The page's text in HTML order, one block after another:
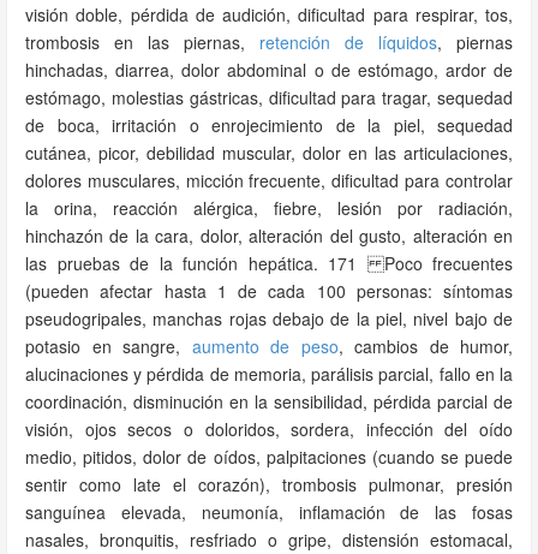
visión doble, pérdida de audición, dificultad para respirar, tos,
trombosis en las piernas, retención de líquidos, piernas
hinchadas, diarrea, dolor abdominal o de estómago, ardor de
estómago, molestias gástricas, dificultad para tragar, sequedad
de boca, irritación o enrojecimiento de la piel, sequedad
cutánea, picor, debilidad muscular, dolor en las articulaciones,
dolores musculares, micción frecuente, dificultad para controlar
la orina, reacción alérgica, fiebre, lesión por radiación,
hinchazón de la cara, dolor, alteración del gusto, alteración en
las pruebas de la función hepática. 171 Poco frecuentes
(pueden afectar hasta 1 de cada 100 personas: síntomas
pseudogripales, manchas rojas debajo de la piel, nivel bajo de
potasio en sangre, aumento de peso, cambios de humor,
alucinaciones y pérdida de memoria, parálisis parcial, fallo en la
coordinación, disminución en la sensibilidad, pérdida parcial de
visión, ojos secos o doloridos, sordera, infección del oído
medio, pitidos, dolor de oídos, palpitaciones (cuando se puede
sentir como late el corazón), trombosis pulmonar, presión
sanguínea elevada, neumonía, inflamación de las fosas
nasales, bronquitis, resfriado o gripe, distensión estomacal,